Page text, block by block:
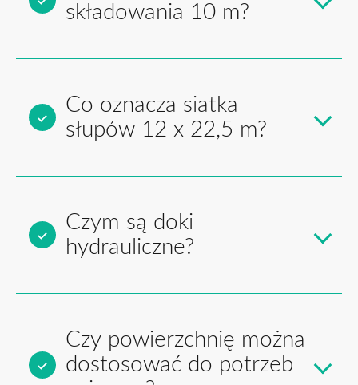
składowania 10 m?
Co oznacza siatka
słupów 12 x 22,5 m?
Czym są doki
hydrauliczne?
Czy powierzchnię można
dostosować do potrzeb